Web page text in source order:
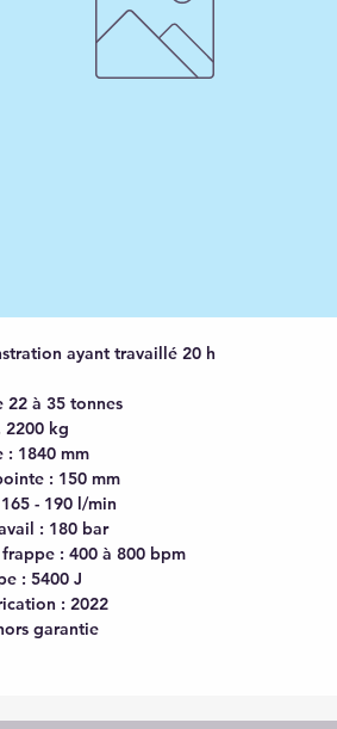
ayant travaillé 20 h
22 à 35 tonnes
2200 kg
: 1840 mm
: 150 mm
- 190 l/min
: 180 bar
: 400 à 800 bpm
: 5400 J
: 2022
garantie